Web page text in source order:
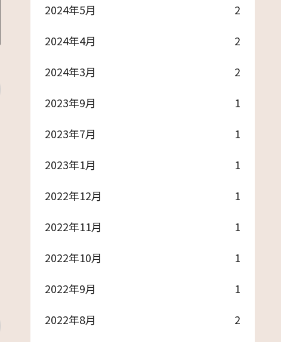
2024年5月
2
2024年4月
2
2024年3月
2
2023年9月
1
2023年7月
1
2023年1月
1
2022年12月
1
2022年11月
1
2022年10月
1
2022年9月
1
2022年8月
2